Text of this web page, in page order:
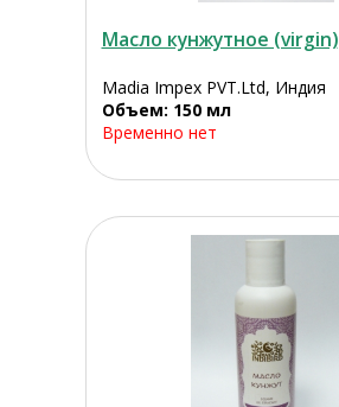
Масло кунжутное (virgin)
Madia Impex PVT.Ltd, Индия
Объем: 150 мл
Временно нет